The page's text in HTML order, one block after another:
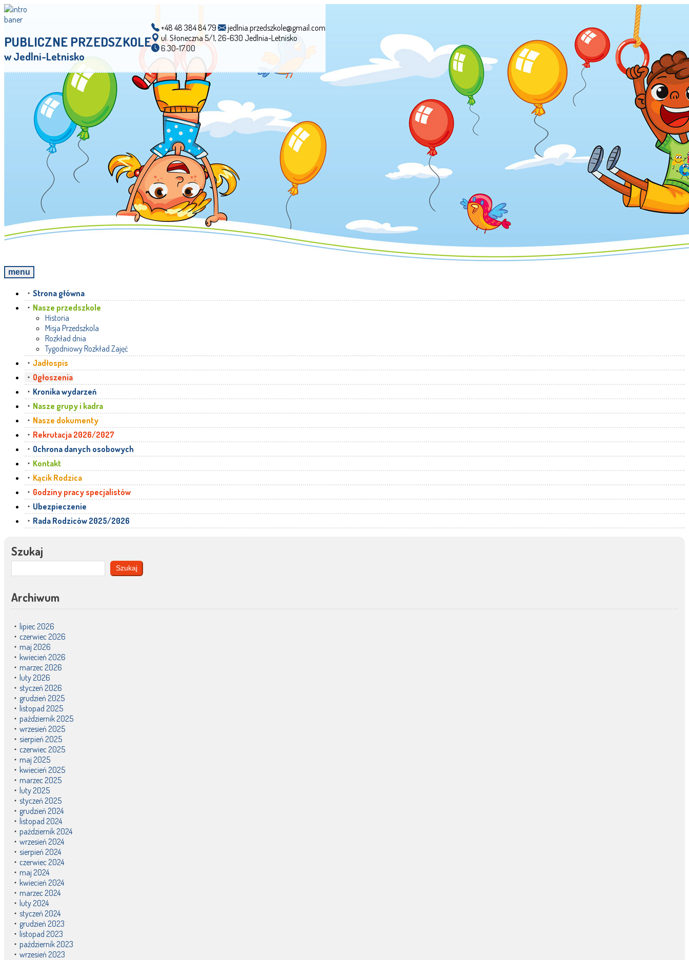
PUBLICZNE PRZEDSZKOLE
w Jedlni-Letnisko
+48 48 384 84 79
jedlnia.przedszkole@gmail.com
ul. Słoneczna 5/1, 26-630 Jedlnia-Letnisko
6.30-17.00
menu
Strona główna
Nasze przedszkole
Historia
Misja Przedszkola
Rozkład dnia
Tygodniowy Rozkład Zajęć
Jadłospis
Ogłoszenia
Kronika wydarzeń
Nasze grupy i kadra
Nasze dokumenty
Rekrutacja 2026/2027
Ochrona danych osobowych
Kontakt
Kącik Rodzica
Godziny pracy specjalistów
Ubezpieczenie
Rada Rodziców 2025/2026
Szukaj
Szukaj
Archiwum
lipiec 2026
czerwiec 2026
maj 2026
kwiecień 2026
marzec 2026
luty 2026
styczeń 2026
grudzień 2025
listopad 2025
październik 2025
wrzesień 2025
sierpień 2025
czerwiec 2025
maj 2025
kwiecień 2025
marzec 2025
luty 2025
styczeń 2025
grudzień 2024
listopad 2024
październik 2024
wrzesień 2024
sierpień 2024
czerwiec 2024
maj 2024
kwiecień 2024
marzec 2024
luty 2024
styczeń 2024
grudzień 2023
listopad 2023
październik 2023
wrzesień 2023